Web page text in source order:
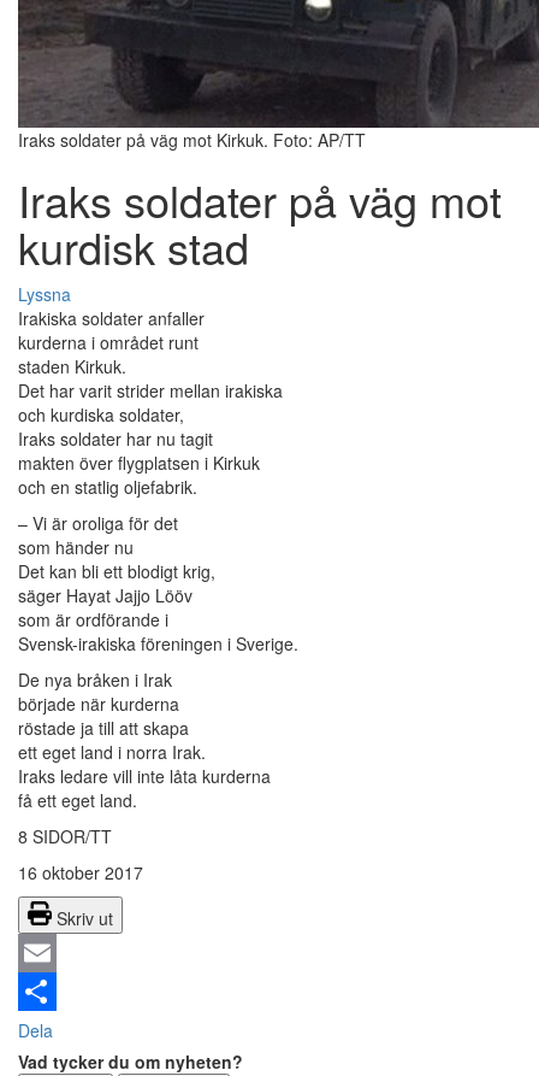
Iraks soldater på väg mot Kirkuk. Foto: AP/TT
Iraks soldater på väg mot
kurdisk stad
Lyssna
Irakiska soldater anfaller
kurderna i området runt
staden Kirkuk.
Det har varit strider mellan irakiska
och kurdiska soldater,
Iraks soldater har nu tagit
makten över flygplatsen i Kirkuk
och en statlig oljefabrik.
– Vi är oroliga för det
som händer nu
Det kan bli ett blodigt krig,
säger Hayat Jajjo Lööv
som är ordförande i
Svensk-irakiska föreningen i Sverige.
De nya bråken i Irak
började när kurderna
röstade ja till att skapa
ett eget land i norra Irak.
Iraks ledare vill inte låta kurderna
få ett eget land.
8 SIDOR/TT
16 oktober 2017
Skriv ut
Email
Dela
Vad tycker du om nyheten?